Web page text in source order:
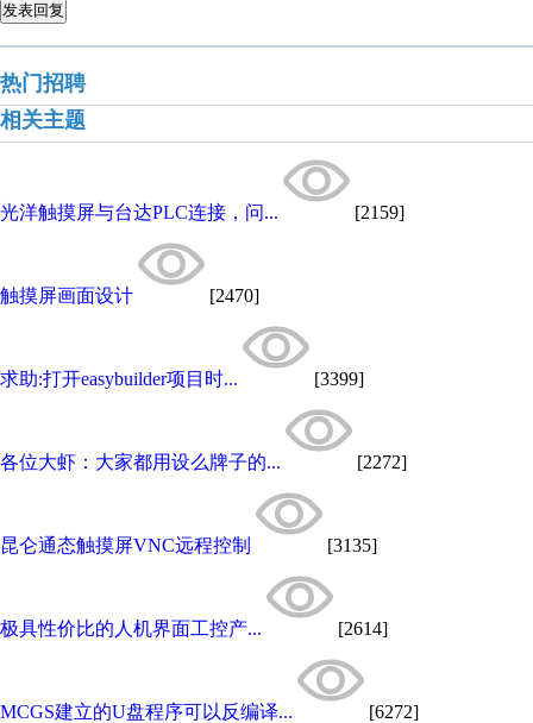
发表回复
热门招聘
相关主题
光洋触摸屏与台达PLC连接，问... [2159]
触摸屏画面设计 [2470]
求助:打开easybuilder项目时... [3399]
各位大虾：大家都用设么牌子的... [2272]
昆仑通态触摸屏VNC远程控制 [3135]
极具性价比的人机界面工控产... [2614]
MCGS建立的U盘程序可以反编译... [6272]